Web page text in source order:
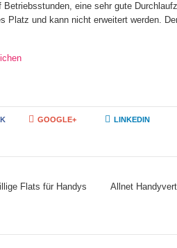
eine sehr gute
Platz und kann nicht erweitert werden.
GOOGLE+ LINKEDIN
Flats für Handys Allnet